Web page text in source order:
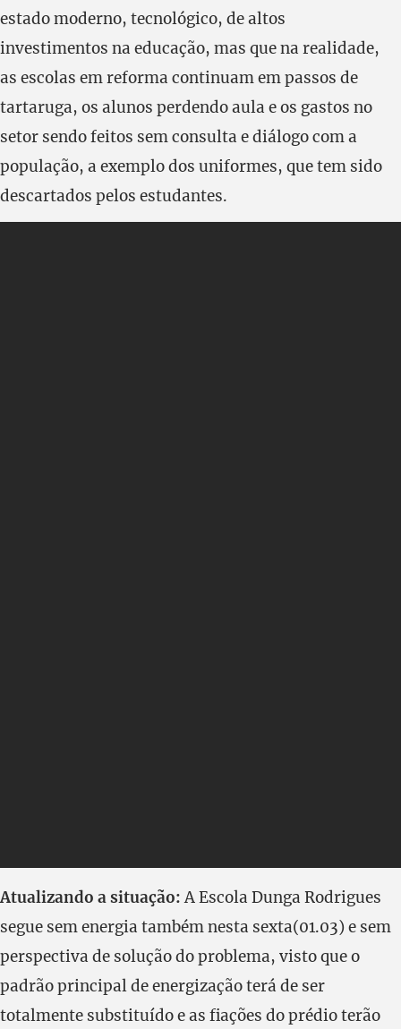
estado moderno, tecnológico, de altos
investimentos na educação, mas que na realidade,
as escolas em reforma continuam em passos de
tartaruga, os alunos perdendo aula e os gastos no
setor sendo feitos sem consulta e diálogo com a
população, a exemplo dos uniformes, que tem sido
descartados pelos estudantes.
Atualizando a situação:A Escola Dunga Rodrigues
segue sem energia também nesta sexta(01.03) e sem
perspectiva de solução do problema, visto que o
padrão principal de energização terá de ser
totalmente substituído e as fiações do prédio terão